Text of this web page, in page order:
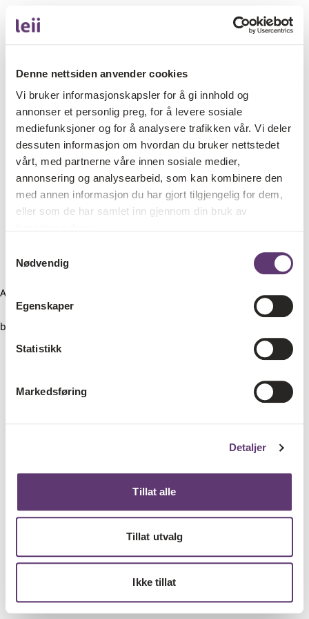
Denne nettsiden anvender cookies
Vi bruker informasjonskapsler for å gi innhold og
annonser et personlig preg, for å levere sosiale
mediefunksjoner og for å analysere trafikken vår. Vi deler
dessuten informasjon om hvordan du bruker nettstedet
vårt, med partnerne våre innen sosiale medier,
annonsering og analysearbeid, som kan kombinere den
med annen informasjon du har gjort tilgjengelig for dem,
eller som de har samlet inn gjennom din bruk av
Nødvendig
Egenskaper
Statistikk
Markedsføring
Detaljer
Tillat alle
Tillat utvalg
Ikke tillat
Application error: a client-side exception has occurred (see the
browser console for more information)